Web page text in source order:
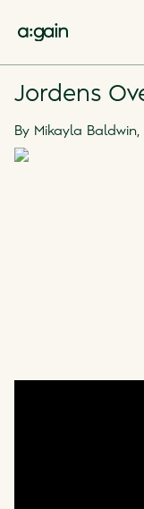
Jordens
By Mikayla Baldwin,